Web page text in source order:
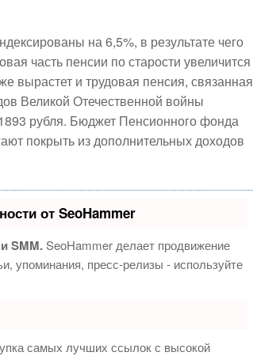
на 6,5%, в результате чего
часть пенсии по старости увеличится
вырастет и трудовая пенсия, связанная
Великой Отечественной войны
рубля. Бюджет Пенсионного фонда
покрыть из дополнительных доходов
от SeoHammer
SMM.SeoHammer делает продвижение
упоминания, пресс-релизы - используйте
самых лучших ссылок с высокой